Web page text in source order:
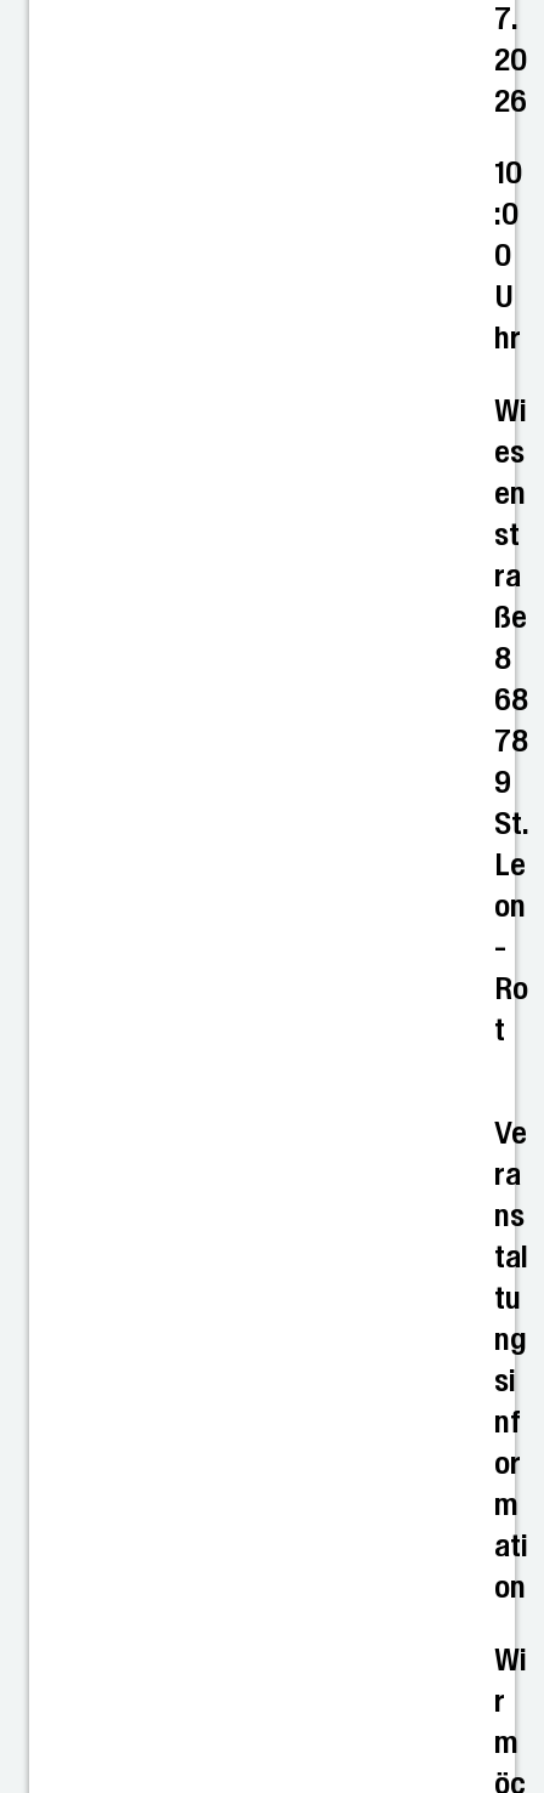
7.
20
26
10
:0
0
U
hr
Wi
es
en
st
ra
ße
8
68
78
9
St.
Le
on
-
Ro
t
Ve
ra
ns
tal
tu
ng
si
nf
or
m
ati
on
Wi
r
m
öc